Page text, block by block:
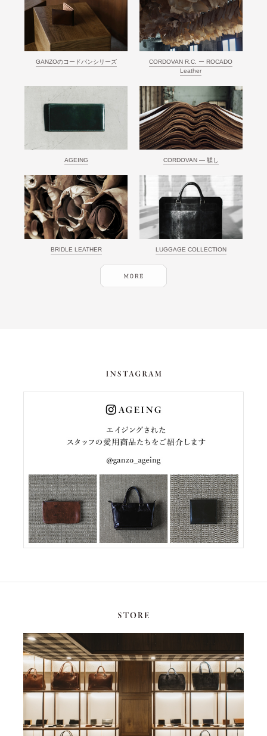
GANZOのコードバンシリーズ
CORDOVAN R.C. ー ROCADO
Leather
AGEING CORDOVAN ― 鞣し
BRIDLE LEATHER LUGGAGE COLLECTION